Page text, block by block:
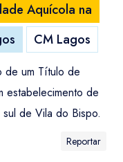
Aquícola na
CM Lagos
de um Título de
estabelecimento de
sul de Vila do Bispo.
Reportar